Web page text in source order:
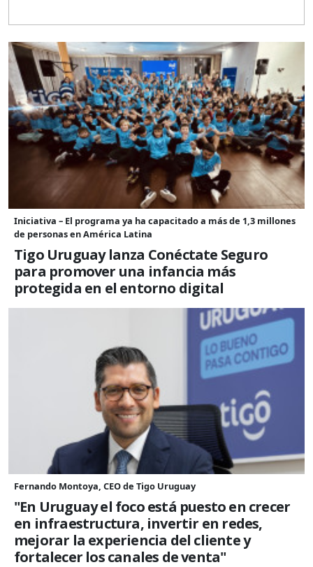
Iniciativa – El programa ya ha capacitado a más de 1,3 millones
de personas en América Latina
Tigo Uruguay lanza Conéctate Seguro
para promover una infancia más
protegida en el entorno digital
Fernando Montoya, CEO de Tigo Uruguay
"En Uruguay el foco está puesto en crecer
en infraestructura, invertir en redes,
mejorar la experiencia del cliente y
fortalecer los canales de venta"